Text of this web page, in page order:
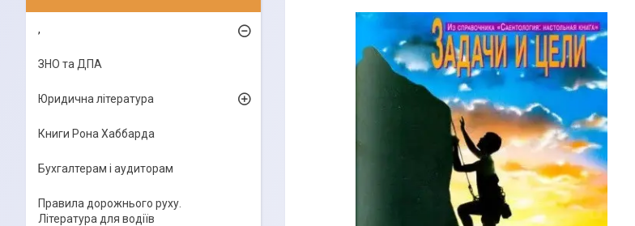
,
ЗНО та ДПА
Юридична література
Книги Рона Хаббарда
Бухгалтерам і аудиторам
Правила дорожнього руху.
Література для водіїв